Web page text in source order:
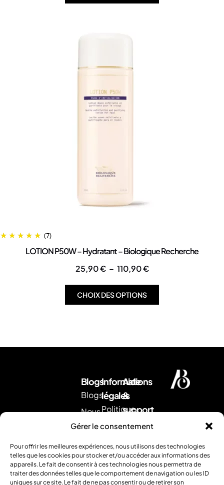
Gérer le consentement
Pour offrir les meilleures expériences, nous utilisons des technologies
telles que les cookies pour stocker et/ou accéder aux informations des
appareils. Le fait de consentir à ces technologies nous permettra de
traiter des données telles que le comportement de navigation ou les ID
uniques sur ce site. Le fait de ne pas consentir ou de retirer son
(7)
LOTION P50W – Hydratant – Biologique Recherche
25,90€ – 110,90€
CHOIX DES OPTIONS
Blogs
Blogs
Nous
contacter
remboursement
FAQ
Informations
légales
Politique
Mentions
légales
Aide
&
support
nous
mail.
Ou
contactez